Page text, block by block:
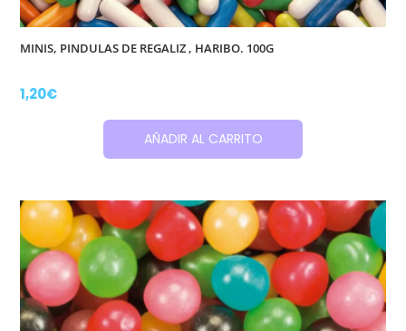
MINIS, PINDULAS DE REGALIZ , HARIBO. 100G
1,20€
AÑADIR AL CARRITO